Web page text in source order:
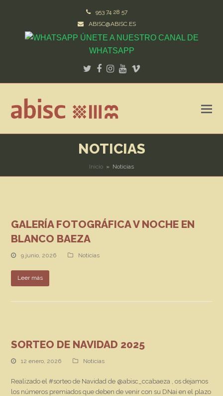
953 74 28 57
ABISC@ABISC.ES
ÚNETE A NUESTRO CANAL DE
WHATSAPP
Twitter
Facebook
Instagram
Youtube
Vimeo
NOTICIAS
Inicio » Noticias
GALERÍA FOTOGRÁFICA V NOCHE EN
BLANCO BAEZA
9 junio, 2026 Noticias
Leer más
SORTEO DE NAVIDAD 2025
12 enero, 2026 Noticias
Realizado el #sorteo de Navidad de @abisc_ccabaeza , os dejamos
los números premiados que deben de venir con su DNai en el plazo